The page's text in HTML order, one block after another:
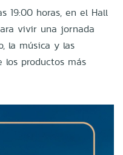
19:00 horas, en el Hall
vivir una jornada
la música y las
productos más